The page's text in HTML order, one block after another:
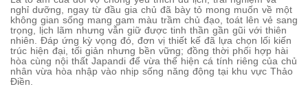
nghỉ dưỡng, ngay từ đầu gia chủ đã bày tỏ mong muốn về một
không gian sống mang gam màu trầm chủ đạo, toát lên vẻ sang
trọng, lịch lãm nhưng vẫn giữ được tinh thần gần gũi với thiên
nhiên. Đáp ứng kỳ vọng đó, đơn vị thiết kế đã lựa chọn lối kiến
trúc hiện đại, tối giản nhưng bền vững; đồng thời phối hợp hài
hòa cùng nội thất Japandi để vừa thể hiện cá tính riêng của chủ
nhân vừa hòa nhập vào nhịp sống năng động tại khu vực Thảo
Điền.